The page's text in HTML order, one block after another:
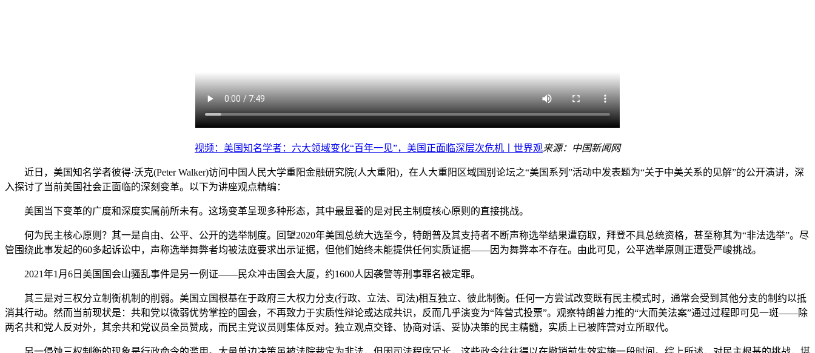
视频：美国知名学者：六大领域变化“百年一见”，美国正面临深层次危机丨世界观来源：中国新闻网
近日，美国知名学者彼得·沃克(Peter Walker)访问中国人民大学重阳金融研究院(人大重阳)，在人大重阳区域国别论坛之“美国系列”活动中发表题为“关于中美关系的见解”的公开演讲，深
入探讨了当前美国社会正面临的深刻变革。以下为讲座观点精编：
美国当下变革的广度和深度实属前所未有。这场变革呈现多种形态，其中最显著的是对民主制度核心原则的直接挑战。
何为民主核心原则？其一是自由、公平、公开的选举制度。回望2020年美国总统大选至今，特朗普及其支持者不断声称选举结果遭窃取，拜登不具总统资格，甚至称其为“非法选举”。尽
管围绕此事发起的60多起诉讼中，声称选举舞弊者均被法庭要求出示证据，但他们始终未能提供任何实质证据——因为舞弊本不存在。由此可见，公平选举原则正遭受严峻挑战。
2021年1月6日美国国会山骚乱事件是另一例证——民众冲击国会大厦，约1600人因袭警等刑事罪名被定罪。
其三是对三权分立制衡机制的削弱。美国立国根基在于政府三大权力分支(行政、立法、司法)相互独立、彼此制衡。任何一方尝试改变既有民主模式时，通常会受到其他分支的制约以抵
消其行动。然而当前现状是：共和党以微弱优势掌控的国会，不再致力于实质性辩论或达成共识，反而几乎演变为“阵营式投票”。观察特朗普力推的“大而美法案”通过过程即可见一斑——除
两名共和党人反对外，其余共和党议员全员赞成，而民主党议员则集体反对。独立观点交锋、协商对话、妥协决策的民主精髓，实质上已被阵营对立所取代。